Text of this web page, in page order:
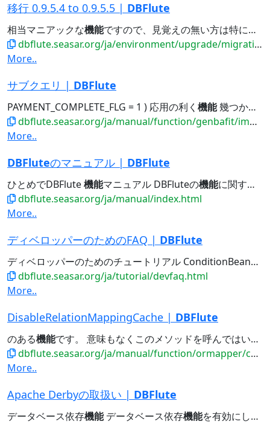
移行 0.9.5.4 to 0.9.5.5 | DBFlute
相当マニアックな機能ですので、見覚えの無い方は特に意識する必要はありません。 互換性
dbflute.seasar.org/ja/environment/upgrade/migration/migrate0954to0955.html
More..
サブクエリ | DBFlute
PAYMENT_COMPLETE_FLG = 1 ) 応用の利く 機能幾つかの
dbflute.seasar.org/ja/manual/function/genbafit/implfit/subquery/index.html
More..
DBFluteのマニュアル | DBFlute
ひとめでDBFlute機能マニュアル DBFluteの機能に関するマニュアル(
dbflute.seasar.org/ja/manual/index.html
More..
ディベロッパーのためのFAQ | DBFlute
ディベロッパーのためのチュートリアル ConditionBeanの
dbflute.seasar.org/ja/tutorial/devfaq.html
More..
DisableRelationMappingCache | DBFlute
のある機能です。 意味もなくこのメソッドを呼んではいけません。 この
dbflute.seasar.org/ja/manual/function/ormapper/conditionbean/sidebar/disablerelationmappingcache....
More..
Apache Derbyの取扱い | DBFlute
データベース依存機能データベース依存機能を有効にした場合の利用可能な